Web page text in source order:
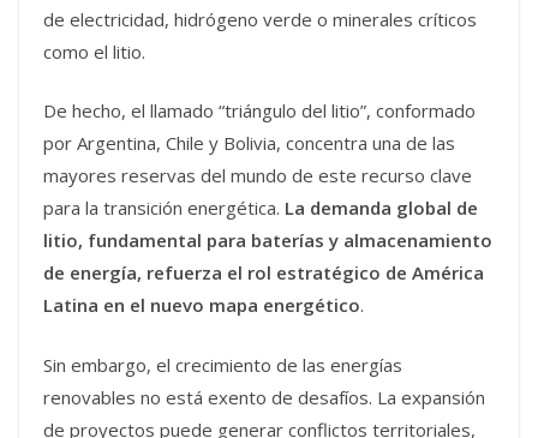
de electricidad, hidrógeno verde o minerales críticos
como el litio.
De hecho, el llamado “triángulo del litio”, conformado
por Argentina, Chile y Bolivia, concentra una de las
mayores reservas del mundo de este recurso clave
para la transición energética. La demanda global de
litio, fundamental para baterías y almacenamiento
de energía, refuerza el rol estratégico de América
Latina en el nuevo mapa energético.
Sin embargo, el crecimiento de las energías
renovables no está exento de desafíos. La expansión
de proyectos puede generar conflictos territoriales,